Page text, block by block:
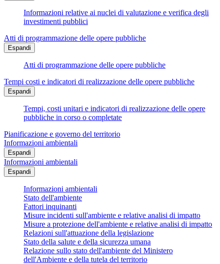
Informazioni relative ai nuclei di valutazione e verifica degli
investimenti pubblici
Atti di programmazione delle opere pubbliche
Espandi
Atti di programmazione delle opere pubbliche
Tempi costi e indicatori di realizzazione delle opere pubbliche
Espandi
Tempi, costi unitari e indicatori di realizzazione delle opere
pubbliche in corso o completate
Pianificazione e governo del territorio
Informazioni ambientali
Espandi
Informazioni ambientali
Espandi
Informazioni ambientali
Stato dell'ambiente
Fattori inquinanti
Misure incidenti sull'ambiente e relative analisi di impatto
Misure a protezione dell'ambiente e relative analisi di impatto
Relazioni sull'attuazione della legislazione
Stato della salute e della sicurezza umana
Relazione sullo stato dell'ambiente del Ministero
dell'Ambiente e della tutela del territorio